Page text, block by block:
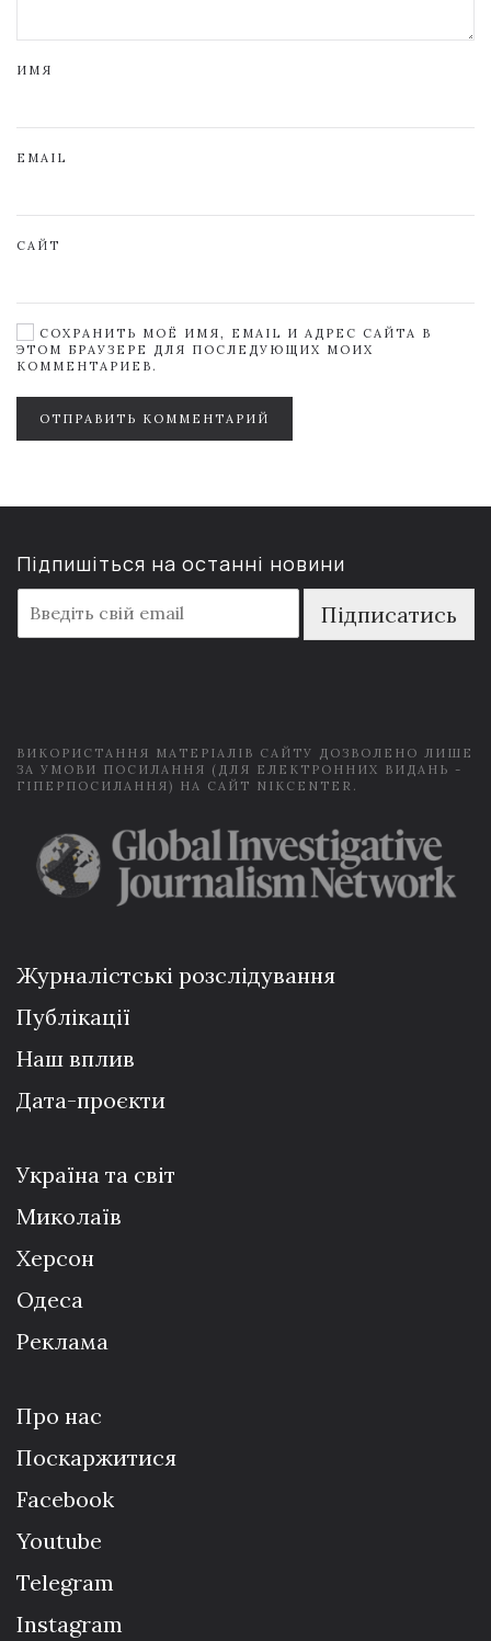
ИМЯ
EMAIL
САЙТ
СОХРАНИТЬ МОЁ ИМЯ, EMAIL И АДРЕС САЙТА В
ЭТОМ БРАУЗЕРЕ ДЛЯ ПОСЛЕДУЮЩИХ МОИХ
КОММЕНТАРИЕВ.
ОТПРАВИТЬ КОММЕНТАРИЙ
Підпишіться на останні новини
m
a
Підписатись
ВИКОРИСТАННЯ МАТЕРІАЛІВ САЙТУ ДОЗВОЛЕНО ЛИШЕ
ЗА УМОВИ ПОСИЛАННЯ (ДЛЯ ЕЛЕКТРОННИХ ВИДАНЬ -
ГІПЕРПОСИЛАННЯ) НА САЙТ NIKCENTER.
Журналістські розслідування
Публікації
Наш вплив
Дата-проєкти
Україна та світ
Миколаїв
Херсон
Одеса
Реклама
Про нас
Поскаржитися
Facebook
Youtube
Telegram
Instagram